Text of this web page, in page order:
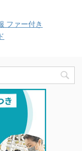
ファー付き